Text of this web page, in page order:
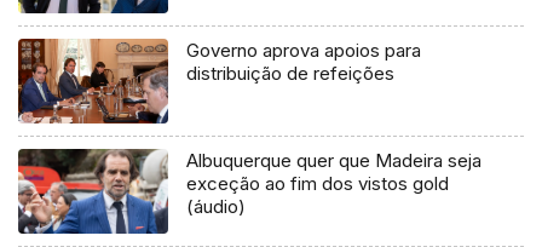
Governo aprova apoios para
distribuição de refeições
Albuquerque quer que Madeira seja
exceção ao fim dos vistos gold
(áudio)